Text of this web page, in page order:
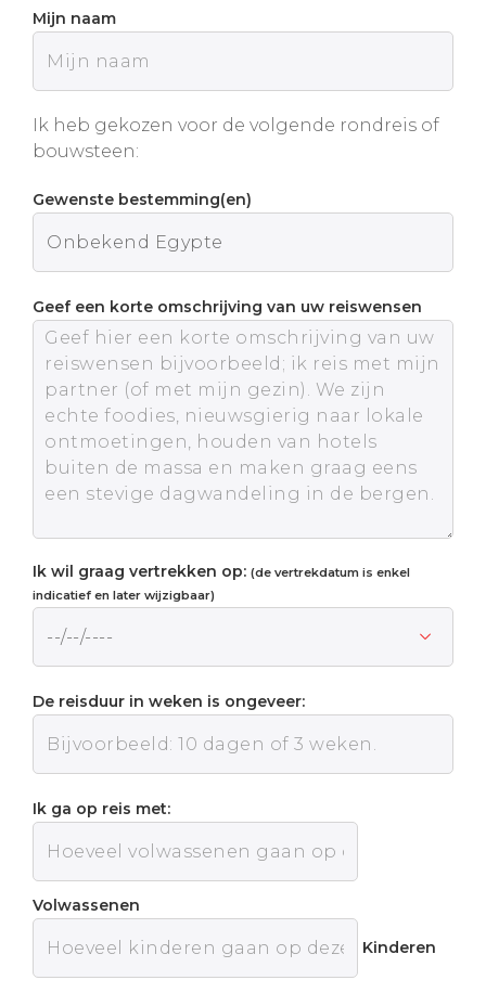
Mijn naam
Ik heb gekozen voor de volgende rondreis of
bouwsteen:
Gewenste bestemming(en)
Geef een korte omschrijving van uw reiswensen
Ik wil graag vertrekken op: (de vertrekdatum is enkel
indicatief en later wijzigbaar)
De reisduur in weken is ongeveer:
Ik ga op reis met:
Volwassenen
Kinderen